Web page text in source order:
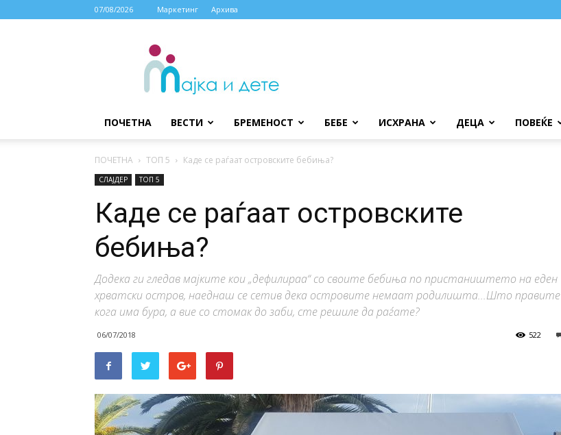
07/08/2026 Маркетинг Архива
МАЈКА
ДЕТЕ
ПОЧЕТНА ВЕСТИ БРЕМЕНОСТ БЕБЕ ИСХРАНА ДЕЦА ПОВЕЌЕ
ПОЧЕТНА ТОП 5 Каде се раѓаат островските бебиња?
СЛАЈДЕР ТОП 5
Каде се раѓаат островските
бебиња?
Додека ги гледав мајките кои „дефилираа“ со своите бебиња по пристаништето на еден
хрватски остров, наеднаш се сетив дека островите немаат родилишта...Што правите
кога има бура, а вие со стомак до заби, сте решиле да раѓате?
06/07/2018 522